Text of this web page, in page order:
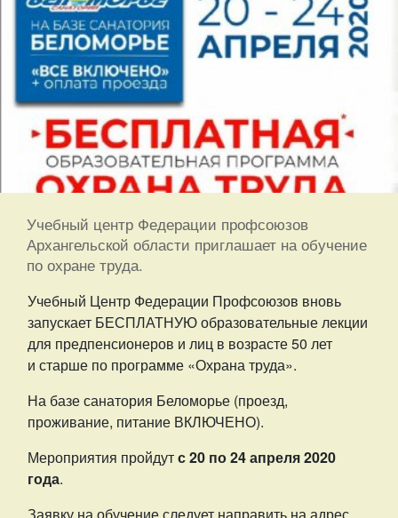
Учебный центр Федерации профсоюзов
Архангельской области приглашает на обучение
по охране труда.
Учебный Центр Федерации Профсоюзов вновь
запускает БЕСПЛАТНУЮ образовательные лекции
для предпенсионеров и лиц в возрасте 50 лет
и старше по программе «Охрана труда».
На базе санатория Беломорье (проезд,
проживание, питание ВКЛЮЧЕНО).
Мероприятия пройдутс 20 по 24 апреля 2020
года.